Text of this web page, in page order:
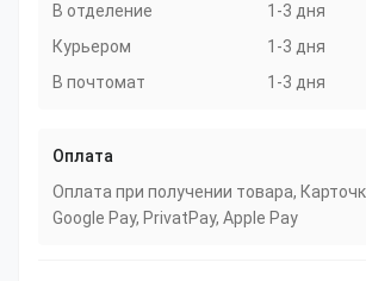
В отделение
1-3 дня
Курьером
1-3 дня
В почтомат
1-3 дня
Оплата
Оплата при получении товара,
Google Pay, PrivatPay, Apple Pay